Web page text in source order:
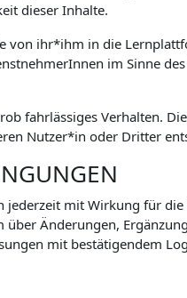
dieser Inhalte.
ihr*ihm in die
im Sinne
fahrlässiges Verhalten.
Nutzer*in oder Dritter
mit Wirkung für
Änderungen,
mit bestätigendem